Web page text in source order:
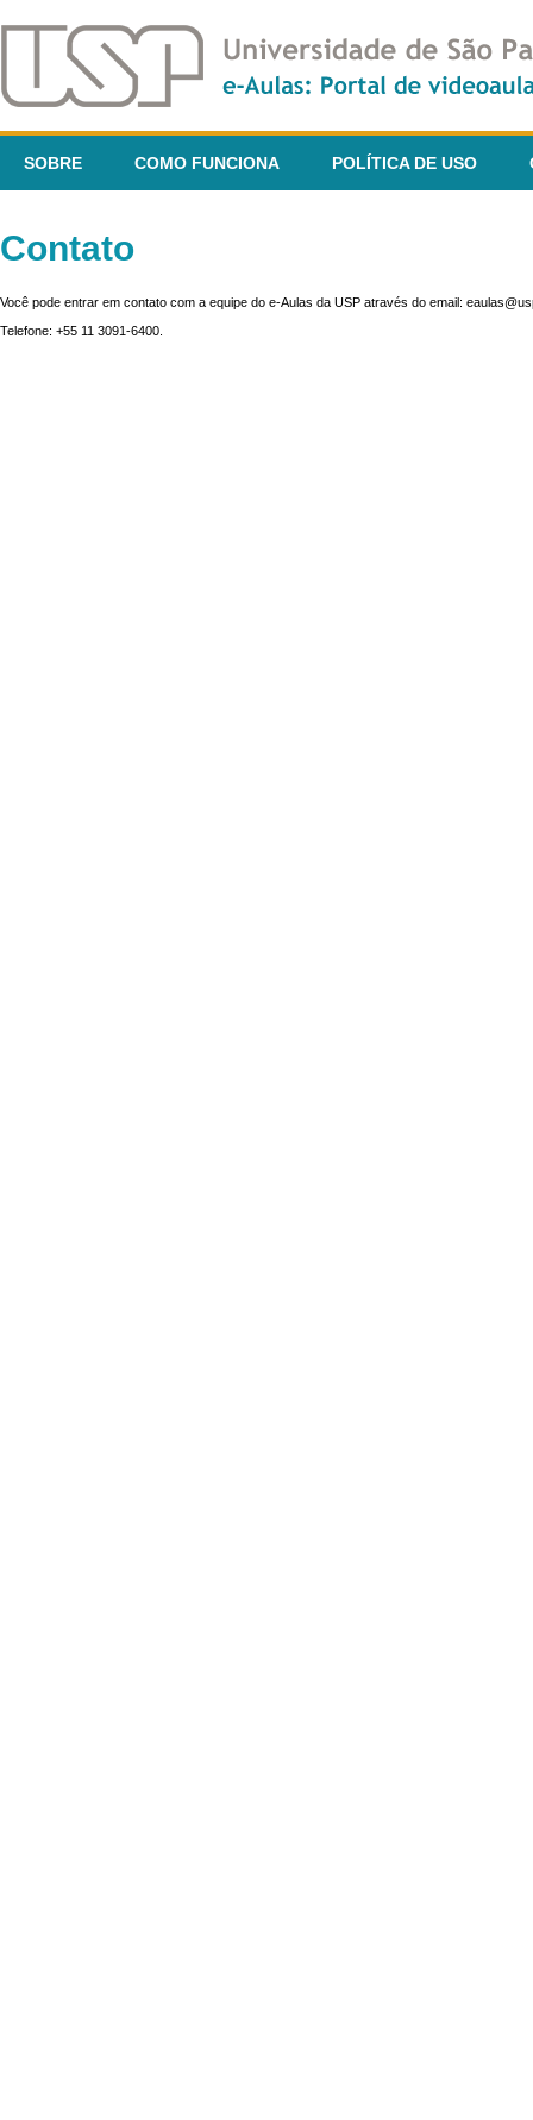
SOBRE COMO FUNCIONA POLÍTICA DE USO
Contato
Você pode entrar em contato com a equipe do e-Aulas da USP através do email:
Telefone: +55 11 3091-6400.